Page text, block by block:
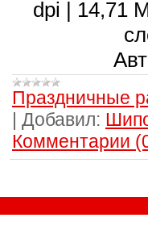
dpi | 14,71
Праздничные
| Добавил:
Комментарии